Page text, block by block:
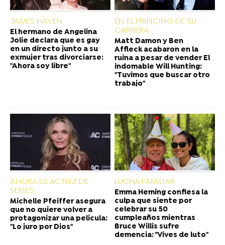
JAMES HAVEN
El hermano de Angelina
Jolie declara que es gay
en un directo junto a su
exmujer tras divorciarse:
"Ahora soy libre"
EN EL PRINCIPIO DE SU
CARRERA
Matt Damon y Ben
Affleck acabaron en la
ruina a pesar de vender El
indomable Will Hunting:
"Tuvimos que buscar otro
trabajo"
AHORA ES ACTRIZ DE
SERIES
Michelle Pfeiffer asegura
que no quiere volver a
protagonizar una película:
"Lo juro por Dios"
LUCHA FAMILIAR
Emma Heming confiesa la
culpa que siente por
celebrar su 50
cumpleaños mientras
Bruce Willis sufre
demencia: "Vives de luto"